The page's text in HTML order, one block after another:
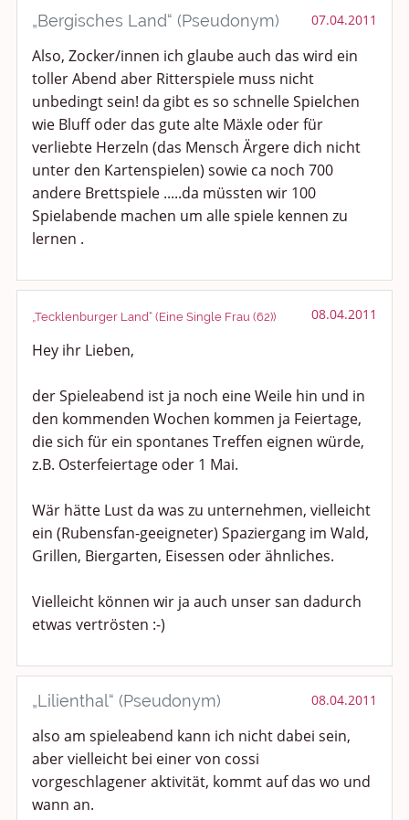
„Bergisches Land“ (Pseudonym) 07.04.2011
Also, Zocker/innen ich glaube auch das wird ein
toller Abend aber Ritterspiele muss nicht
unbedingt sein! da gibt es so schnelle Spielchen
wie Bluff oder das gute alte Mäxle oder für
verliebte Herzeln (das Mensch Ärgere dich nicht
unter den Kartenspielen) sowie ca noch 700
andere Brettspiele .....da müssten wir 100
Spielabende machen um alle spiele kennen zu
lernen .
„Tecklenburger Land“ (Eine Single Frau (62)) 08.04.2011
Hey ihr Lieben,
der Spieleabend ist ja noch eine Weile hin und in
den kommenden Wochen kommen ja Feiertage,
die sich für ein spontanes Treffen eignen würde,
z.B. Osterfeiertage oder 1 Mai.
Wär hätte Lust da was zu unternehmen, vielleicht
ein (Rubensfan-geeigneter) Spaziergang im Wald,
Grillen, Biergarten, Eisessen oder ähnliches.
Vielleicht können wir ja auch unser san dadurch
etwas vertrösten :-)
„Lilienthal“ (Pseudonym) 08.04.2011
also am spieleabend kann ich nicht dabei sein,
aber vielleicht bei einer von cossi
vorgeschlagener aktivität, kommt auf das wo und
wann an.